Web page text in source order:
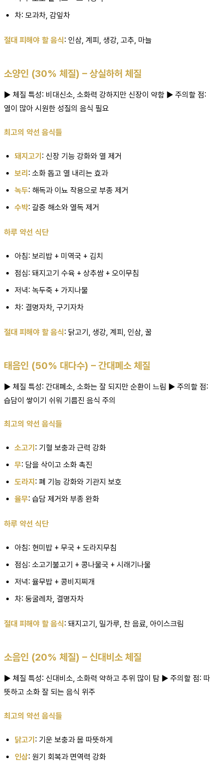
차: 모과차, 감잎차
절대 피해야 할 음식: 인삼, 계피, 생강, 고추, 마늘
소양인 (30% 체질) – 상실하허 체질
▶ 체질 특성: 비대신소, 소화력 강하지만 신장이 약함 ▶ 주의할 점:
열이 많아 시원한 성질의 음식 필요
최고의 약선 음식들
돼지고기 : 신장 기능 강화와 열 제거
보리 : 소화 돕고 열 내리는 효과
녹두: 해독과 이뇨 작용으로 부종 제거
수박: 갈증 해소와 열독 제거
하루 약선 식단
아침: 보리밥 + 미역국 + 김치
점심: 돼지고기 수육 + 상추쌈 + 오이무침
저녁: 녹두죽 + 가지나물
차: 결명자차, 구기자차
절대 피해야 할 음식: 닭고기, 생강, 계피, 인삼, 꿀
태음인 (50% 대다수) – 간대폐소 체질
▶ 체질 특성: 간대폐소, 소화는 잘 되지만 순환이 느림 ▶ 주의할 점:
습담이 쌓이기 쉬워 기름진 음식 주의
최고의 약선 음식들
소고기 : 기혈 보충과 근력 강화
무: 담을 삭이고 소화 촉진
도라지 : 폐 기능 강화와 기관지 보호
율무: 습담 제거와 부종 완화
하루 약선 식단
아침: 현미밥 + 무국 + 도라지무침
점심: 소고기불고기 + 콩나물국 + 시래기나물
저녁: 율무밥 + 콩비지찌개
차: 둥굴레차, 결명자차
절대 피해야 할 음식: 돼지고기, 밀가루, 찬 음료, 아이스크림
소음인 (20% 체질) – 신대비소 체질
▶ 체질 특성: 신대비소, 소화력 약하고 추위 많이 탐 ▶ 주의할 점: 따
뜻하고 소화 잘 되는 음식 위주
최고의 약선 음식들
닭고기 : 기운 보충과 몸 따뜻하게
인삼: 원기 회복과 면역력 강화